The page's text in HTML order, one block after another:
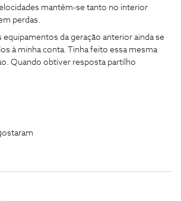
mantêm-se tanto no interior
perdas.
da geração anterior ainda se
à minha conta. Tinha feito essa mesma
Quando obtiver resposta partilho